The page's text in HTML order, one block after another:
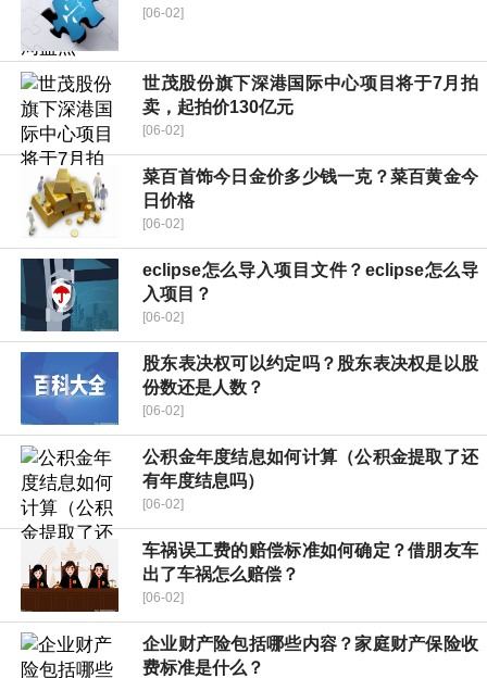
[06-02]
世茂股份旗下深港国际中心项目将于7月拍
卖，起拍价130亿元
[06-02]
菜百首饰今日金价多少钱一克？菜百黄金今
日价格
[06-02]
eclipse怎么导入项目文件？eclipse怎么导
入项目？
[06-02]
股东表决权可以约定吗？股东表决权是以股
份数还是人数？
[06-02]
公积金年度结息如何计算（公积金提取了还
有年度结息吗）
[06-02]
车祸误工费的赔偿标准如何确定？借朋友车
出了车祸怎么赔偿？
[06-02]
企业财产险包括哪些内容？家庭财产保险收
费标准是什么？